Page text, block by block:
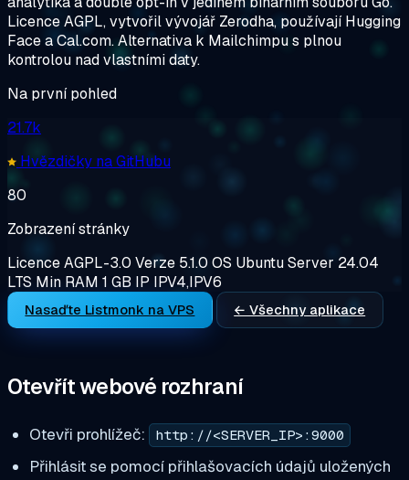
Licence AGPL, vytvořil vývojář Zerodha, používají Hugging
Face a Cal.com. Alternativa k Mailchimpu s plnou
kontrolou nad vlastními daty.
Na první pohled
21.7k
Hvězdičky na GitHubu
80
Zobrazení stránky
LicenceAGPL-3.0 Verze 5.1.0 OS Ubuntu Server 24.04
LTS Min RAM 1 GB IP IPV4,IPV6
Nasaďte Listmonk na VPS ← Všechny aplikace
Otevřít webové rozhraní
Otevři prohlížeč: http://<SERVER_IP>:9000
Přihlásit se pomocí přihlašovacích údajů uložených